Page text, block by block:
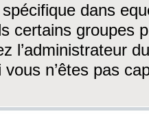
dans
certains groupes
l’administrateur
vous n’êtes pas